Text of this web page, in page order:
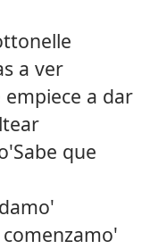
a ver
a dar
que